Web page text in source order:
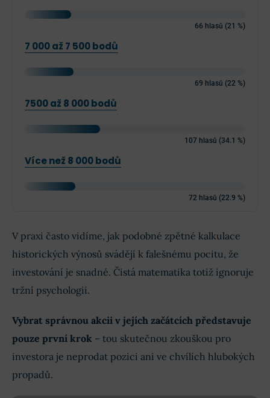
66 hlasů (21 %)
7 000 až 7 500 bodů
69 hlasů (22 %)
7500 až 8 000 bodů
107 hlasů (34.1 %)
Více než 8 000 bodů
72 hlasů (22.9 %)
V praxi často vidíme, jak podobné zpětné kalkulace
historických výnosů svádějí k falešnému pocitu, že
investování je snadné. Čistá matematika totiž ignoruje
tržní psychologii.
Vybrat správnou akcii v jejích začátcích představuje
pouze první krok – tou skutečnou zkouškou pro
investora je neprodat pozici ani ve chvílích hlubokých
propadů.